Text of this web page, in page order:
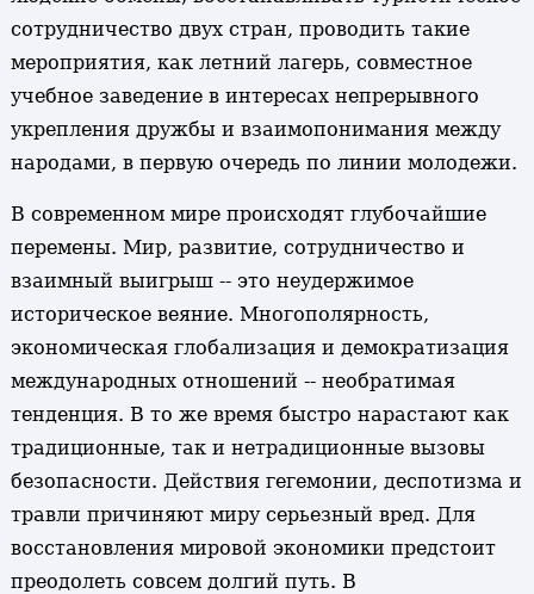
сотрудничество двух стран, проводить такие
мероприятия, как летний лагерь, совместное
учебное заведение в интересах непрерывного
укрепления дружбы и взаимопонимания между
народами, в первую очередь по линии молодежи.
В современном мире происходят глубочайшие
перемены. Мир, развитие, сотрудничество и
взаимный выигрыш -- это неудержимое
историческое веяние. Многополярность,
экономическая глобализация и демократизация
международных отношений -- необратимая
тенденция. В то же время быстро нарастают как
традиционные, так и нетрадиционные вызовы
безопасности. Действия гегемонии, деспотизма и
травли причиняют миру серьезный вред. Для
восстановления мировой экономики предстоит
преодолеть совсем долгий путь. В